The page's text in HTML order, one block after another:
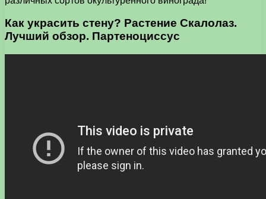
Как украсить стену? Растение Скалолаз.
Лучший обзор. Партеноциссус